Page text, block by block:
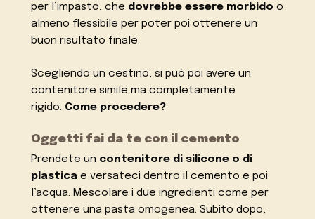
per l’impasto, che dovrebbe essere morbido o
almeno flessibile per poter poi ottenere un
buon risultato finale.
Scegliendo un cestino, si può poi avere un
contenitore simile ma completamente
rigido. Come procedere?
Oggetti fai da te con il cemento
Prendete un contenitore di silicone o di
plastica e versateci dentro il cemento e poi
l’acqua. Mescolare i due ingredienti come per
ottenere una pasta omogenea. Subito dopo,